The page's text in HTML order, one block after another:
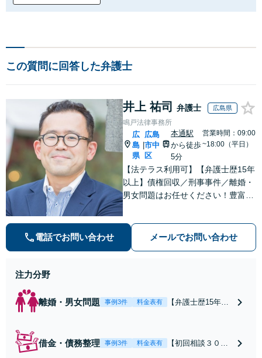
この質問に回答した弁護士
井上 祐司 弁護士 広島県
鳴戸法律事務所
広
島
県
広島
市中
区
本通駅
から徒歩
5分
営業時間：09:00
~18:00（平日）
【法テラス利用可】【弁護士歴15年
以上】債権回収／刑事事件／離婚・
男女問題はお任せください！豊富な
【子連れ相談】【完全個室相談】
【休日・夜間対応可】【本通駅5
電話でお問い合わせ メールでお問い合わせ
注力分野
離婚・男女問題 事例3件 料金表有
【弁護士歴15年以
家や住宅ローンを
借金・債務整理 事例3件 料金表有
【初回相談３０分